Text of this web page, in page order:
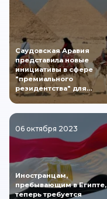
Саудовская Аравия
представила новые
инициативы в сфере
"премиального
резидентства" для…
06 октября 2023
Иностранцам,
пребывающим в Египте,
теперь требуется